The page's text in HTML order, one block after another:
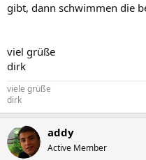
gibt, dann schwimmen die
viel grüße
dirk
viele grüße
dirk
addy
Active Member